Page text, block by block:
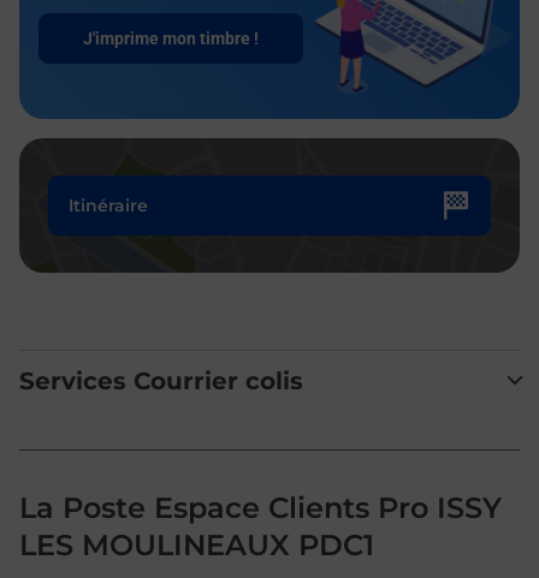
J'imprime mon timbre !
Itinéraire
Services Courrier colis
La Poste Espace Clients Pro ISSY
LES MOULINEAUX PDC1